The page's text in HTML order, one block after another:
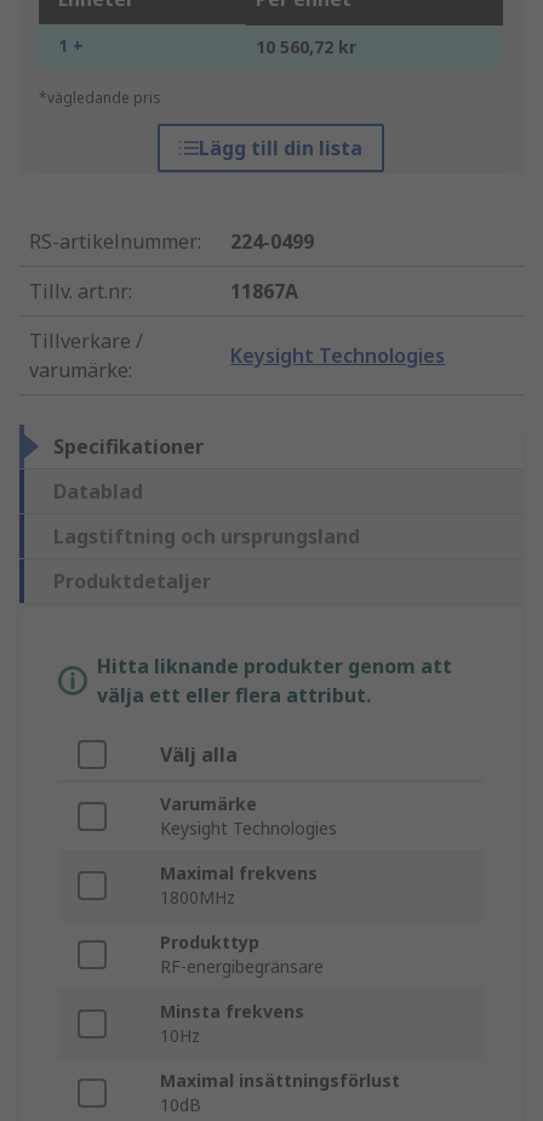
1 + 10 560,72 kr
*vägledande pris
Lägg till din lista
RS-artikelnummer:
224-0499
Tillv. art.nr:
11867A
Tillverkare /
varumärke:
Keysight Technologies
Specifikationer
Datablad
Lagstiftning och ursprungsland
Produktdetaljer
Hitta liknande produkter genom att
välja ett eller flera attribut.
Välj alla
Varumärke
Keysight Technologies
Maximal frekvens
1800MHz
Produkttyp
RF-energibegränsare
Minsta frekvens
10Hz
Maximal insättningsförlust
10dB